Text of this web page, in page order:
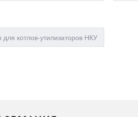
котлов-утилизаторов НКУ